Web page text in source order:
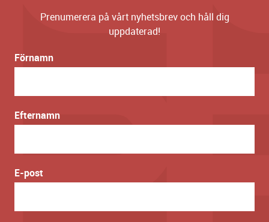
Prenumerera på vårt nyhetsbrev och håll dig
uppdaterad!
Förnamn
Efternamn
E-post